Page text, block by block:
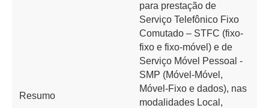
Resumo
para prestação de
Serviço Telefônico Fixo
Comutado – STFC (fixo-
fixo e fixo-móvel) e de
Serviço Móvel Pessoal -
SMP (Móvel-Móvel,
Móvel-Fixo e dados), nas
modalidades Local,